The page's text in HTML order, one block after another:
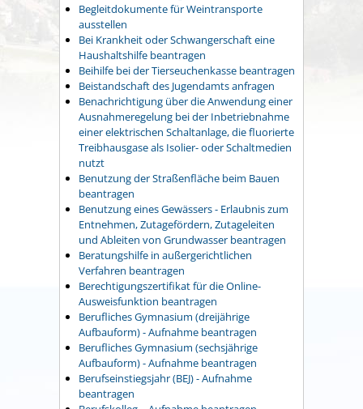
Begleitdokumente für Weintransporte
ausstellen
Bei Krankheit oder Schwangerschaft eine
Haushaltshilfe beantragen
Beihilfe bei der Tierseuchenkasse beantragen
Beistandschaft des Jugendamts anfragen
Benachrichtigung über die Anwendung einer
Ausnahmeregelung bei der Inbetriebnahme
einer elektrischen Schaltanlage, die fluorierte
Treibhausgase als Isolier- oder Schaltmedien
nutzt
Benutzung der Straßenfläche beim Bauen
beantragen
Benutzung eines Gewässers - Erlaubnis zum
Entnehmen, Zutagefördern, Zutageleiten
und Ableiten von Grundwasser beantragen
Beratungshilfe in außergerichtlichen
Verfahren beantragen
Berechtigungszertifikat für die Online-
Ausweisfunktion beantragen
Berufliches Gymnasium (dreijährige
Aufbauform) - Aufnahme beantragen
Berufliches Gymnasium (sechsjährige
Aufbauform) - Aufnahme beantragen
Berufseinstiegsjahr (BEJ) - Aufnahme
beantragen